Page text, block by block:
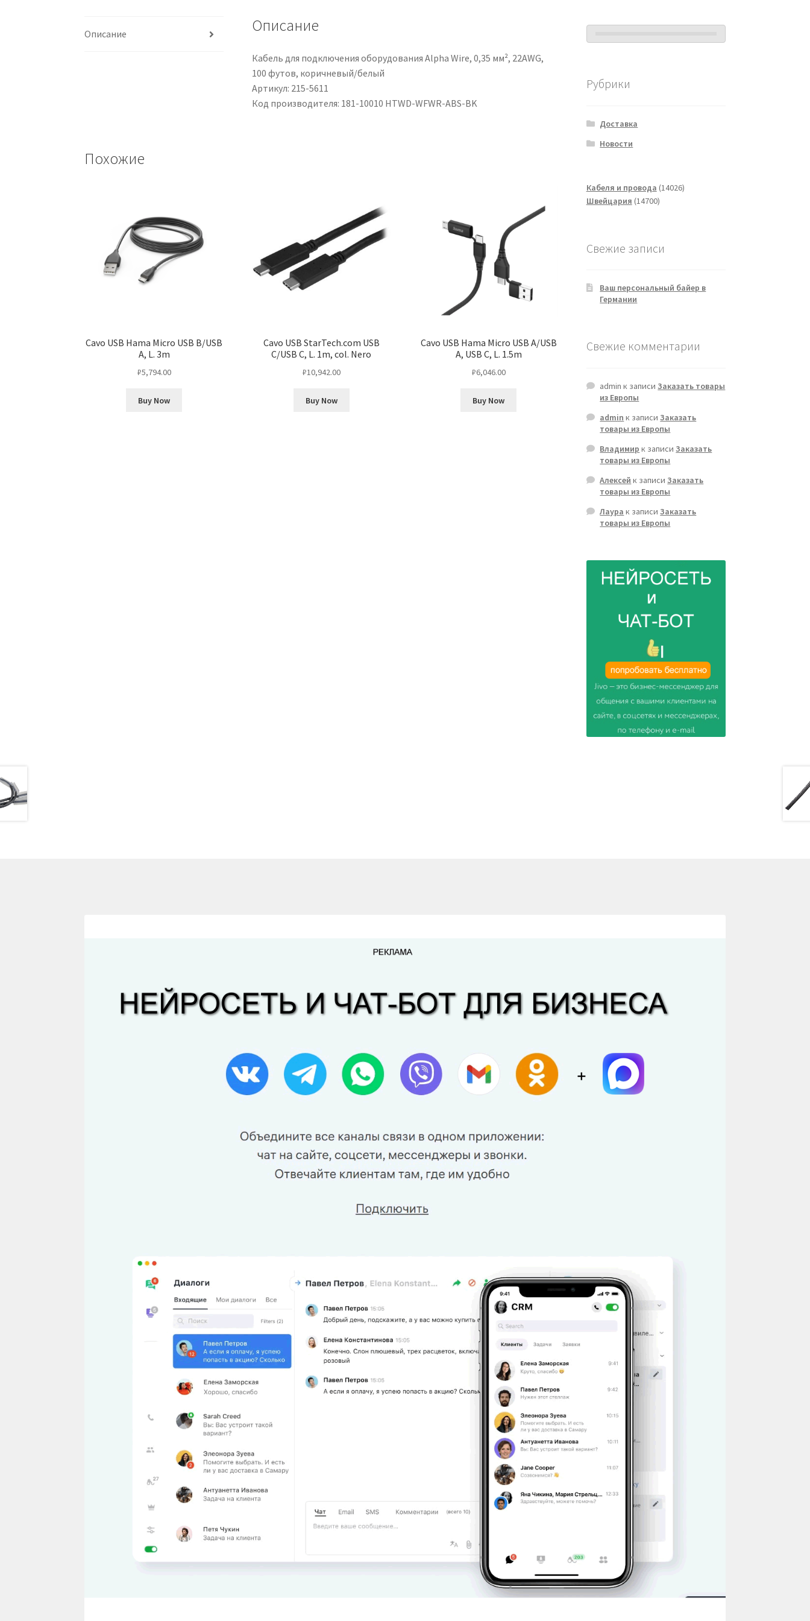
Описание Описание
Кабель для подключения оборудования Alpha Wire, 0,35 мм², 22AWG,
100 футов, коричневый/белый
Артикул: 215-5611
Код производителя: 181-10010 HTWD-WFWR-ABS-BK
Похожие
Cavo USB Hama Micro USB B/USB
A, L. 3m
₽5,794.00
Buy Now
Cavo USB StarTech.com USB
C/USB C, L. 1m, col. Nero
₽10,942.00
Buy Now
Cavo USB Hama Micro USB A/USB
A, USB C, L. 1.5m
₽6,046.00
Buy Now
Рубрики
Доставка
Новости
Кабеля и провода 1402614026
Швейцария 1470014700
Свежие записи
Ваш персональный байер в
Германии
Свежие комментарии
admin к записиЗаказать товары
из Европы
admin к записиЗаказать
товары из Европы
Владимир к записиЗаказать
товары из Европы
Алексей к записиЗаказать
товары из Европы
Лаура к записиЗаказать
товары из Европы